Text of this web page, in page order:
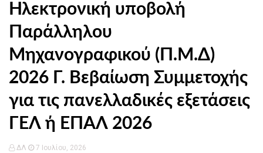
Ηλεκτρονική υποβολή
Παράλληλου
Μηχανογραφικού (Π.Μ.Δ)
2026 Γ. Βεβαίωση Συμμετοχής
για τις πανελλαδικές εξετάσεις
ΓΕΛ ή ΕΠΑΛ 2026
ΔΛ 7 Ιουλίου, 2026